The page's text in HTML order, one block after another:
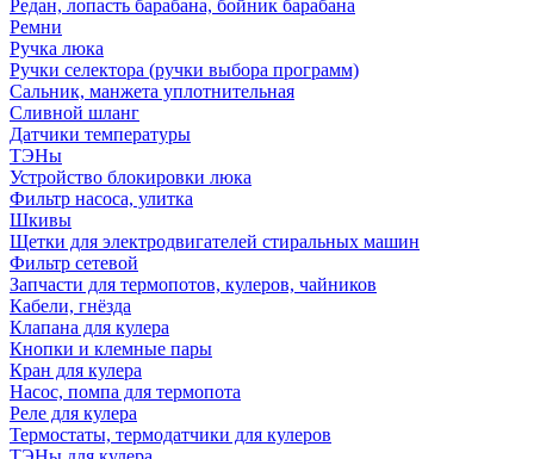
Редан, лопасть барабана, бойник барабана
Ремни
Ручка люка
Ручки селектора (ручки выбора программ)
Сальник, манжета уплотнительная
Сливной шланг
Датчики температуры
ТЭНы
Устройство блокировки люка
Фильтр насоса, улитка
Шкивы
Щетки для электродвигателей стиральных машин
Фильтр сетевой
Запчасти для термопотов, кулеров, чайников
Кабели, гнёзда
Клапана для кулера
Кнопки и клемные пары
Кран для кулера
Насос, помпа для термопота
Реле для кулера
Термостаты, термодатчики для кулеров